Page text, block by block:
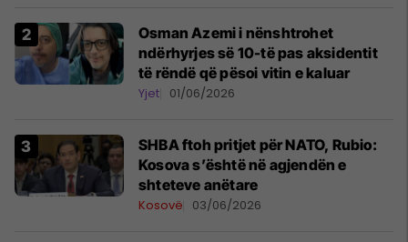
Osman Azemi i nënshtrohet
ndërhyrjes së 10-të pas aksidentit
të rëndë që pësoi vitin e kaluar
Yjet 01/06/2026
SHBA ftoh pritjet për NATO, Rubio:
Kosova s’është në agjendën e
shteteve anëtare
Kosovë 03/06/2026